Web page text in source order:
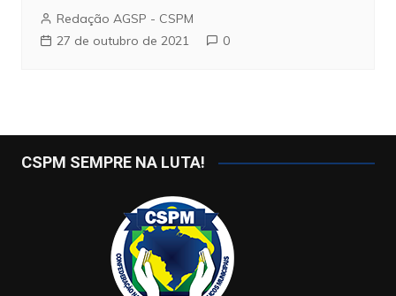
Redação AGSP - CSPM
27 de outubro de 2021
0
CSPM SEMPRE NA LUTA!